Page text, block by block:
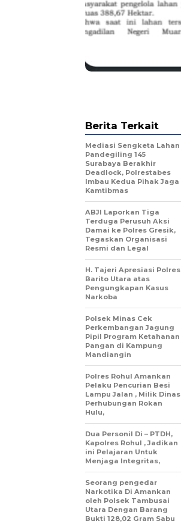
Berita Terkait
Mediasi Sengketa Lahan
Pandegiling 145
Surabaya Berakhir
Deadlock, Polrestabes
Imbau Kedua Pihak Jaga
Kamtibmas
ABJI Laporkan Tiga
Terduga Perusuh Aksi
Damai ke Polres Gresik,
Tegaskan Organisasi
Resmi dan Legal
H. Tajeri Apresiasi Polres
Barito Utara atas
Pengungkapan Kasus
Narkoba
Polsek Minas Cek
Perkembangan Jagung
Pipil Program Ketahanan
Pangan di Kampung
Mandiangin
Polres Rohul Amankan
Pelaku Pencurian Besi
Lampu Jalan , Milik Dinas
Perhubungan Rokan
Hulu,
Dua Personil Di – PTDH,
Kapolres Rohul , Jadikan
ini Pelajaran Untuk
Menjaga Integritas,
Seorang pengedar
Narkotika Di Amankan
oleh Polsek Tambusai
Utara Dengan Barang
Bukti 128,02 Gram Sabu